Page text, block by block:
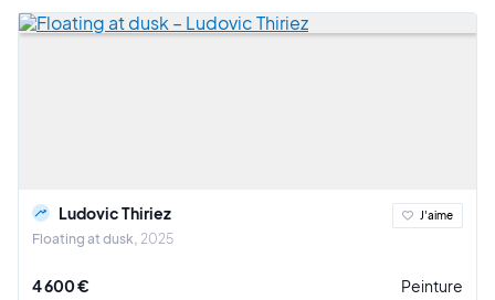
Ludovic Thiriez
Floating at dusk 2025
J'aime
4 600 € Peinture